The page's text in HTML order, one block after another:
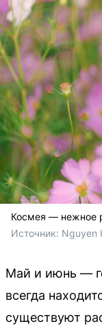
Космея — нежное
Источник: Nguyen
Май и июнь —
всегда
существуют